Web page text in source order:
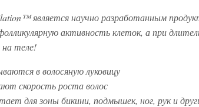
является научно разработанным
активность клеток, а при
теле!
в волосяную луковицу
скорость роста волос
для зоны бикини, подмышек, ног, рук и